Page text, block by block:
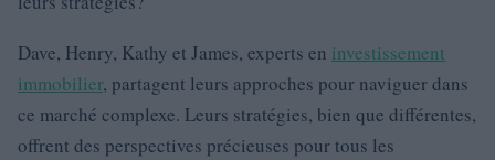
Dave, Henry, Kathy et James, experts en investissement
immobilier, partagent leurs approches pour naviguer dans
ce marché complexe. Leurs stratégies, bien que différentes,
offrent des perspectives précieuses pour tous les